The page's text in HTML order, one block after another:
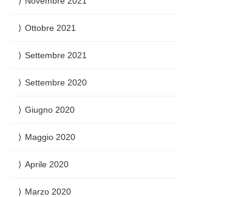
Ottobre 2021
Settembre 2021
Settembre 2020
Giugno 2020
Maggio 2020
Aprile 2020
Marzo 2020